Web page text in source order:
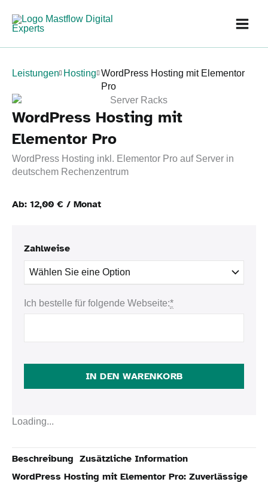
Inhalt
springen
Leistungen Hosting WordPress Hosting mit Elementor
Pro
WordPress Hosting mit
Elementor Pro
WordPress Hosting inkl. Elementor Pro auf Server in
deutschem Rechenzentrum
Ab: 12,00 € / Monat
Zahlweise
Ich bestelle für folgende Webseite:*
IN DEN WARENKORB
Loading...
Beschreibung Zusätzliche Information
WordPress Hosting mit Elementor Pro: Zuverlässige